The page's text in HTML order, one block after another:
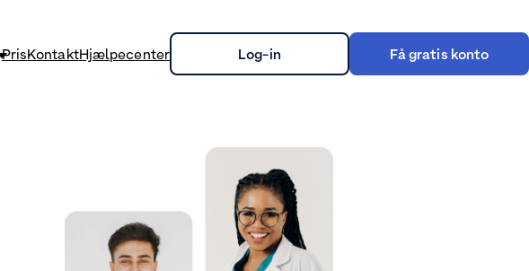
PrisKontaktHjælpecenter Log-in Få gratis konto